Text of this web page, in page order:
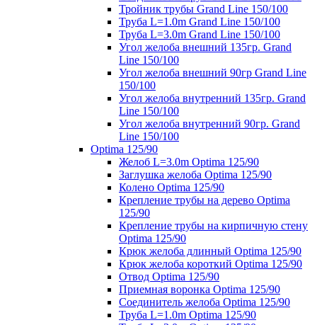
Тройник трубы Grand Line 150/100
Труба L=1.0m Grand Line 150/100
Труба L=3.0m Grand Line 150/100
Угол желоба внешний 135гр. Grand
Line 150/100
Угол желоба внешний 90гр Grand Line
150/100
Угол желоба внутренний 135гр. Grand
Line 150/100
Угол желоба внутренний 90гр. Grand
Line 150/100
Optima 125/90
Желоб L=3.0m Optima 125/90
Заглушка желоба Optima 125/90
Колено Optima 125/90
Крепление трубы на дерево Optima
125/90
Крепление трубы на кирпичную стену
Optima 125/90
Крюк желоба длинный Optima 125/90
Крюк желоба короткий Optima 125/90
Отвод Optima 125/90
Приемная воронка Optima 125/90
Соединитель желоба Optima 125/90
Труба L=1.0m Optima 125/90